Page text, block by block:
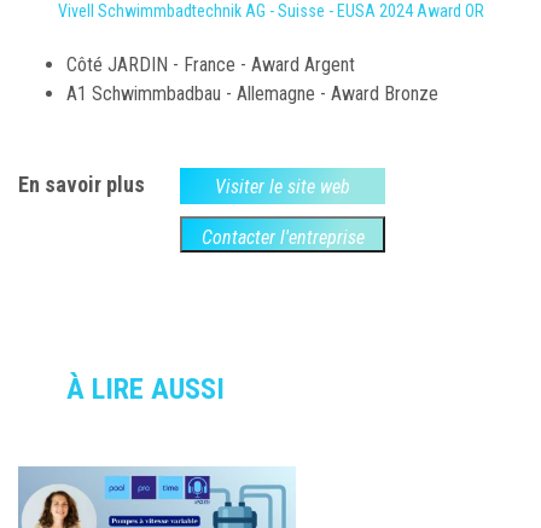
Vivell Schwimmbadtechnik AG - Suisse - EUSA 2024 Award OR
Côté JARDIN - France - Award Argent
A1 Schwimmbadbau - Allemagne - Award Bronze
En savoir plus Visiter le site web
Contacter l'entreprise
À LIRE AUSSI